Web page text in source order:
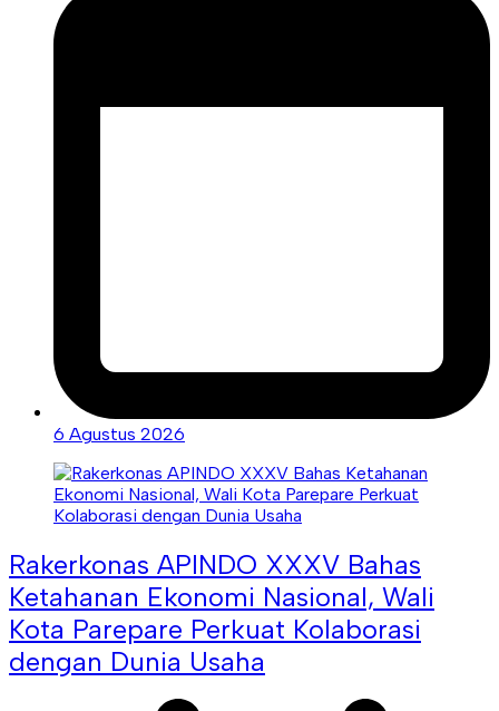
6 Agustus 2026
Rakerkonas APINDO XXXV Bahas
Ketahanan Ekonomi Nasional, Wali
Kota Parepare Perkuat Kolaborasi
dengan Dunia Usaha